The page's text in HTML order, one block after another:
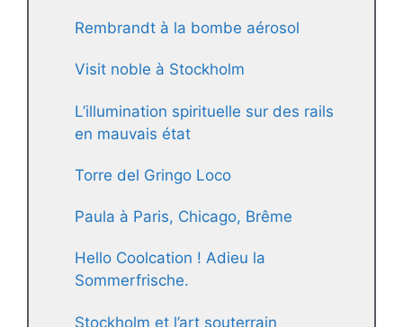
Rembrandt à la bombe aérosol
Visit noble à Stockholm
L’illumination spirituelle sur des rails
en mauvais état
Torre del Gringo Loco
Paula à Paris, Chicago, Brême
Hello Coolcation ! Adieu la
Sommerfrische.
Stockholm et l’art souterrain